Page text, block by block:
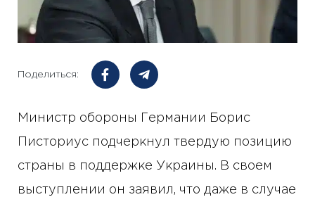
Поделиться:
Министр обороны Германии Борис
Писториус подчеркнул твердую позицию
страны в поддержке Украины. В своем
выступлении он заявил, что даже в случае